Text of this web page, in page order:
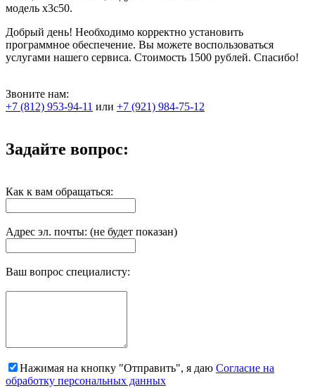
модель x3c50.
Добрый день! Необходимо корректно установить
программное обеспечение. Вы можете воспользоваться
услугами нашего сервиса. Стоимость 1500 рублей. Спасибо!
Звоните нам:
+7 (812) 953-94-11 или +7 (921) 984-75-12
Задайте вопрос:
Как к вам обращаться:
Адрес эл. почты: (не будет показан)
Ваш вопрос специалисту:
Нажимая на кнопку "Отправить", я даю Согласие на
обработку персональных данных